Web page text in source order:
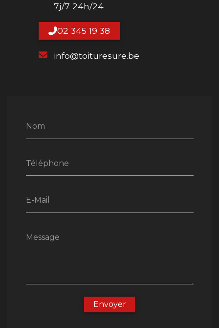
Nom
Téléphone
E-Mail
Message
Envoyer
7j/7 24h/24
02 345 19 38
info@toituresure.be